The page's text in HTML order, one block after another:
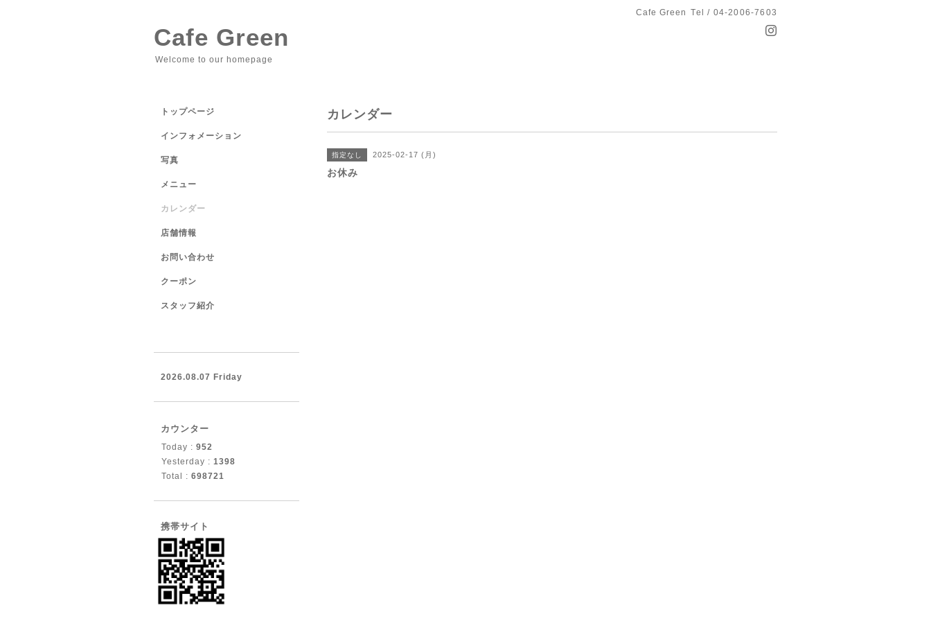
Cafe Green Tel / 04-2006-7603
Cafe Green
Welcome to our homepage
カレンダー
指定なし 2025-02-17 (月)
お休み
トップページ
インフォメーション
写真
メニュー
カレンダー
店舗情報
お問い合わせ
クーポン
スタッフ紹介
2026.08.07 Friday
カウンター
Today : 952
Yesterday : 1398
Total : 698721
携帯サイト